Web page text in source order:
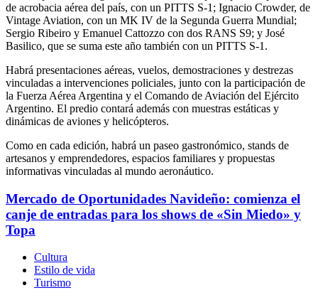
de acrobacia aérea del país, con un PITTS S-1; Ignacio Crowder, de
Vintage Aviation, con un MK IV de la Segunda Guerra Mundial;
Sergio Ribeiro y Emanuel Cattozzo con dos RANS S9; y José
Basilico, que se suma este año también con un PITTS S-1.
Habrá presentaciones aéreas, vuelos, demostraciones y destrezas
vinculadas a intervenciones policiales, junto con la participación de
la Fuerza Aérea Argentina y el Comando de Aviación del Ejército
Argentino. El predio contará además con muestras estáticas y
dinámicas de aviones y helicópteros.
Como en cada edición, habrá un paseo gastronómico, stands de
artesanos y emprendedores, espacios familiares y propuestas
informativas vinculadas al mundo aeronáutico.
Mercado de Oportunidades Navideño: comienza el
canje de entradas para los shows de «Sin Miedo» y
Topa
Cultura
Estilo de vida
Turismo